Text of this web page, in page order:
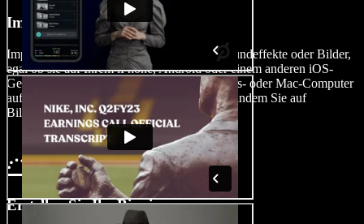
Importieren Sie Ihr Video
Importieren Sie mühelos Ihre Videoclips, Soundeffekte oder Bilder,
egal ob sie auf Ihrem iPhone, Android oder einem anderen iOS-
Gerät aufgenommen oder auf Ihrem Windows- oder Mac-Computer
aufgenommen wurden, in den Video-Editor, indem Sie auf
Bilder/Videos tippen.
Erstellen Sie Ihr Biopic